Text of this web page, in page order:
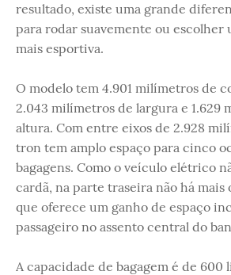
resultado, existe uma grande
para rodar suavemente ou
mais esportiva.
O modelo tem 4.901 milímetros de
2.043 milímetros de largura e 1.629
altura. Com entre eixos de 2.928
tron tem amplo espaço para cinco
bagagens. Como o veículo elétrico
cardã, na parte traseira não há
que oferece um ganho de espaço
passageiro no assento central do
A capacidade de bagagem é de 600